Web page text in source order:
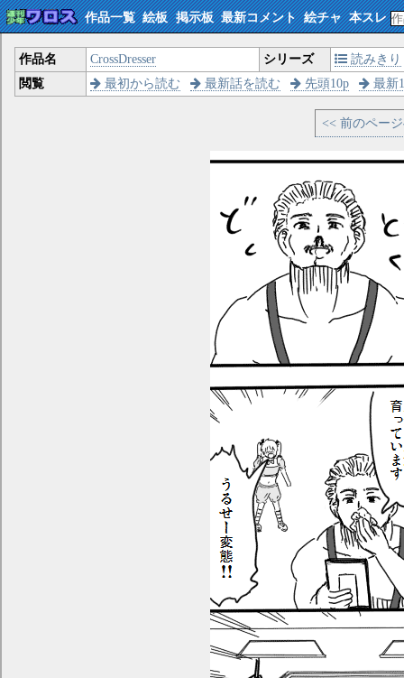
作品一覧 絵板 掲示板 最新コメント 絵チャ 本スレ
作品名 CrossDresser シリーズ
読みきり
閲覧
最初から読む 最新話を読む 先頭10p 最新
<< 前のペー